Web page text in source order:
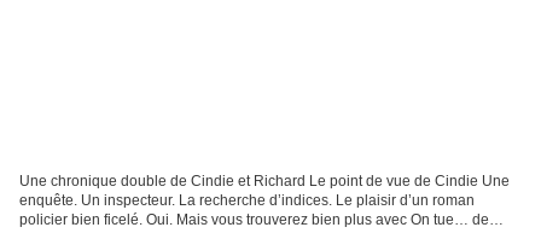
Une chronique double de Cindie et Richard Le point de vue de Cindie Une
enquête. Un inspecteur. La recherche d’indices. Le plaisir d’un roman
policier bien ficelé. Oui. Mais vous trouverez bien plus avec On tue… de